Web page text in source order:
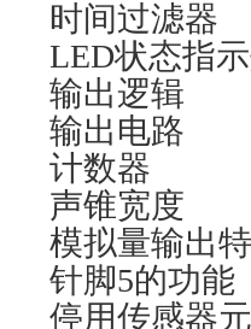
时间过滤器
LED状态指
输出逻辑
输出电路
计数器
声锥宽度
模拟量输出
针脚5的功能
停用传感器